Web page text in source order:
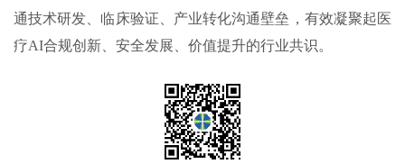
通技术研发、临床验证、产业转化沟通壁垒，有效凝聚起医
疗AI合规创新、安全发展、价值提升的行业共识。